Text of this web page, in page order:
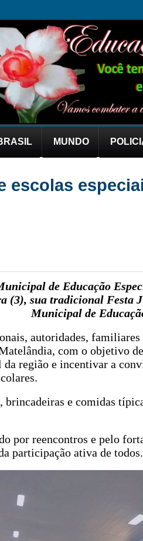
MUNDO
escolas
de Educação
(3), sua tradicional Festa
Municipal de
autoridades, familiares
com o objetivo
região e incentivar a
e comidas
por reencontros e pelo
participação ativa de todos.